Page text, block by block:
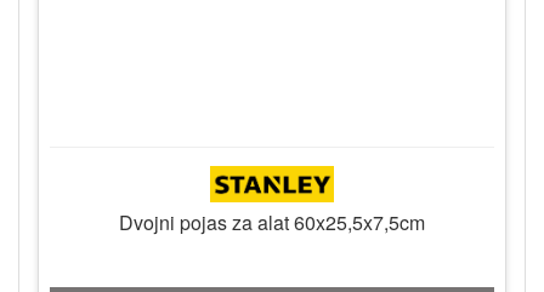
Dvojni pojas za alat 60x25,5x7,5cm